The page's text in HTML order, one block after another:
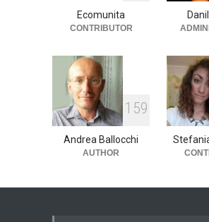
Ecomunita
CONTRIBUTOR
1 59
Andrea Ballocchi
AUTHOR